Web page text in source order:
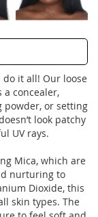
do it all! Our loose
a concealer,
powder, or setting
look patchy
UV rays.
Mica, which are
nurturing to
Dioxide, this
skin types. The